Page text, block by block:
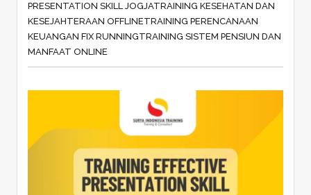
PRESENTATION SKILL JOGJATRAINING KESEHATAN DAN
KESEJAHTERAAN OFFLINETRAINING PERENCANAAN
KEUANGAN FIX RUNNINGTRAINING SISTEM PENSIUN DAN
MANFAAT ONLINE